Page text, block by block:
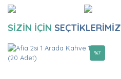
SİZİN İÇİN SEÇTİKLERİMİZ
%7